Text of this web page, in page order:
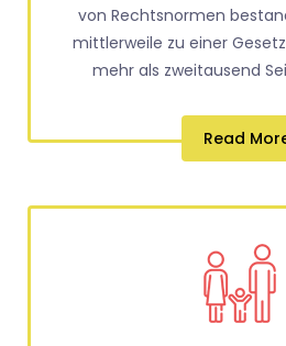
von Rechtsnormen
mittlerweile zu einer
mehr als zweitausend
Read